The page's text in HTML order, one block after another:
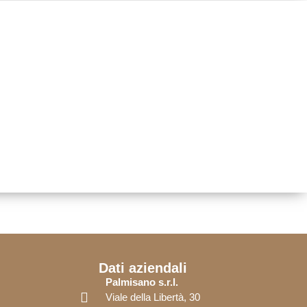
Dati aziendali
Palmisano s.r.l.
Viale della Libertà, 30